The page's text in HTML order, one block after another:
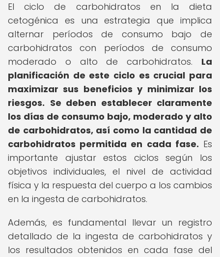
El ciclo de carbohidratos en la dieta
cetogénica es una estrategia que implica
alternar períodos de consumo bajo de
carbohidratos con períodos de consumo
moderado o alto de carbohidratos. La
planificación de este ciclo es crucial para
maximizar sus beneficios y minimizar los
riesgos. Se deben establecer claramente
los días de consumo bajo, moderado y alto
de carbohidratos, así como la cantidad de
carbohidratos permitida en cada fase. Es
importante ajustar estos ciclos según los
objetivos individuales, el nivel de actividad
física y la respuesta del cuerpo a los cambios
en la ingesta de carbohidratos.
Además, es fundamental llevar un registro
detallado de la ingesta de carbohidratos y
los resultados obtenidos en cada fase del